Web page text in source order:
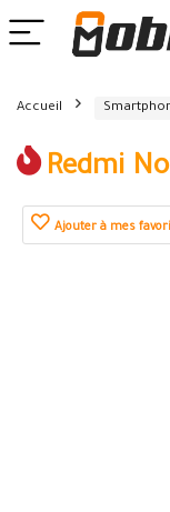
Accueil
Redmi
Ajouter à mes